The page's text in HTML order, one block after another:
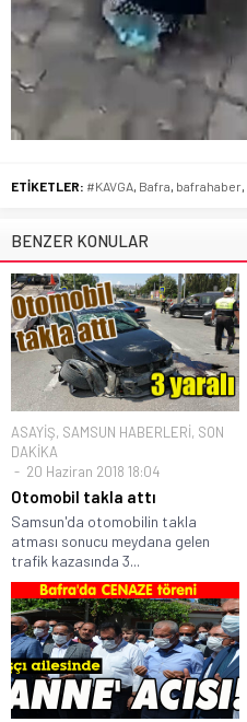
ETİKETLER: #KAVGA, Bafra, bafrahaber,
BENZER KONULAR
ASAYİŞ, SAMSUN HABERLERİ, SON
DAKİKA
20 Haziran 2018 18:04
Otomobil takla attı
Samsun'da otomobilin takla
atması sonucu meydana gelen
trafik kazasında 3...